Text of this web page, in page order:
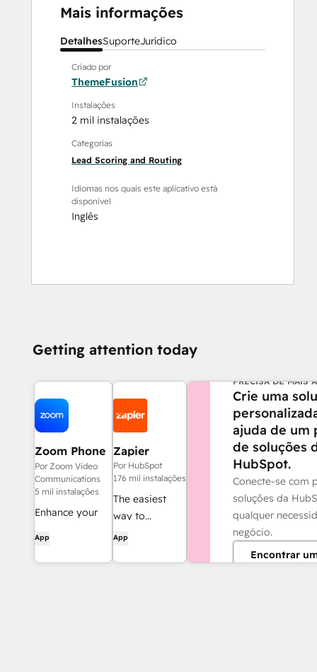
Mais informações
DetalhesSuporteJurídico
Criado por
ThemeFusion
Instalações
2 mil instalações
Categorias
Lead Scoring and Routing
Idiomas nos quais este aplicativo está
disponível
Inglês
Getting attention today
Zoom Phone
for HubSpot
Por Zoom Video
Communications
5 mil instalações
Enhance your
experience and
streamline your
App
Zapier
Por HubSpot
176 mil instalações
The easiest
way to
automate and
HubSpot to
App
PRECISA DE MAIS
Crie uma
ajuda de um
de soluções
HubSpot.
Conecte-se com
soluções da
qualquer
negócio.
Encontrar